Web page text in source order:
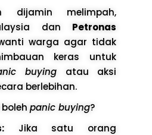
dijamin melimpah,
dan Petronas
warga agar tidak
keras untuk
buying atau aksi
berlebihan.
panic buying?
Jika satu orang